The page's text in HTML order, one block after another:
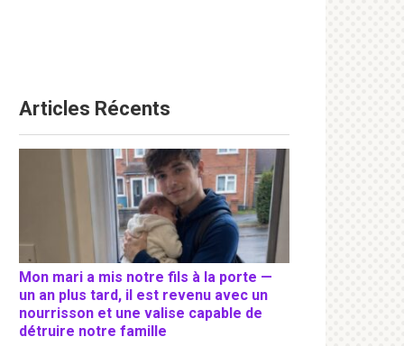
Articles Récents
Mon mari a mis notre fils à la porte —
un an plus tard, il est revenu avec un
nourrisson et une valise capable de
détruire notre famille